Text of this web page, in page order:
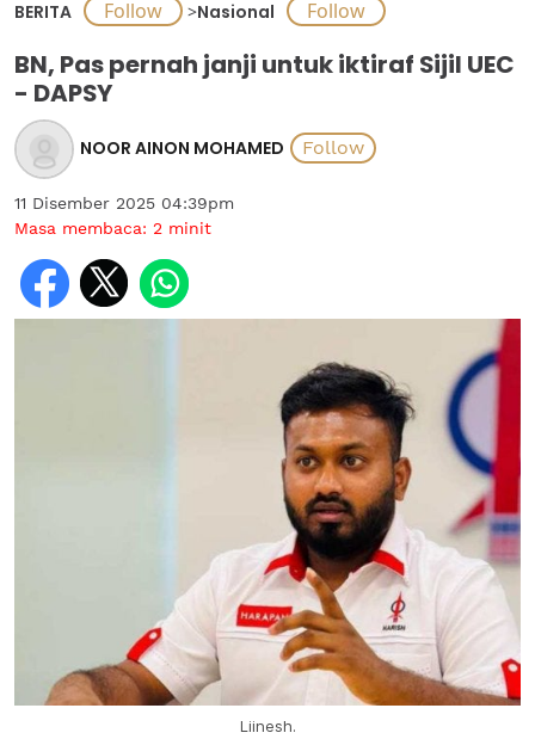
BERITA >Nasional
BN, Pas pernah janji untuk iktiraf Sijil UEC
- DAPSY
NOOR AINON MOHAMED
11 Disember 2025 04:39pm
Masa membaca: 2 minit
Liinesh.